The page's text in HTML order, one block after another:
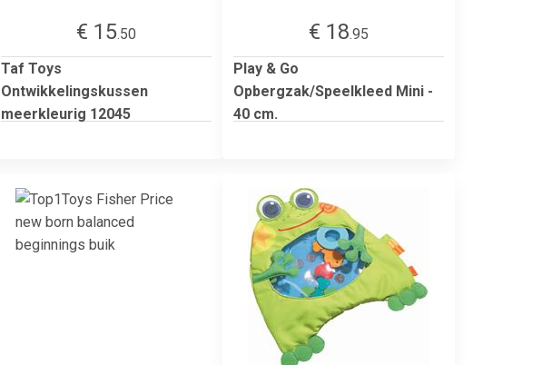
€ 15.50
Taf Toys
Ontwikkelingskussen
meerkleurig 12045
€ 18.95
Play & Go
Opbergzak/Speelkleed Mini -
40 cm.